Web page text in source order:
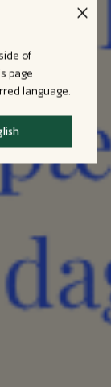
of
page
language.